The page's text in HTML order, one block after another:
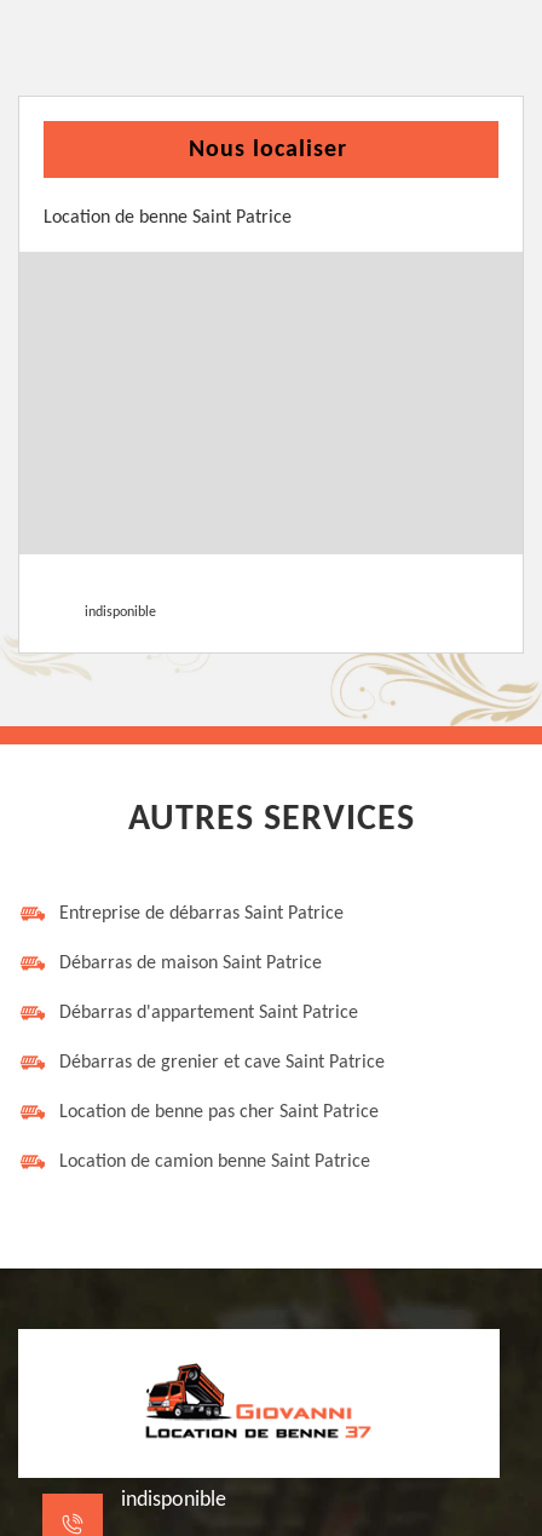
Nous localiser
Location de benne Saint Patrice
indisponible
AUTRES SERVICES
Entreprise de débarras Saint Patrice
Débarras de maison Saint Patrice
Débarras d'appartement Saint Patrice
Débarras de grenier et cave Saint Patrice
Location de benne pas cher Saint Patrice
Location de camion benne Saint Patrice
indisponible